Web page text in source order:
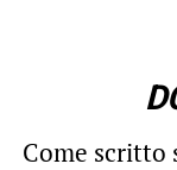
Come scritto